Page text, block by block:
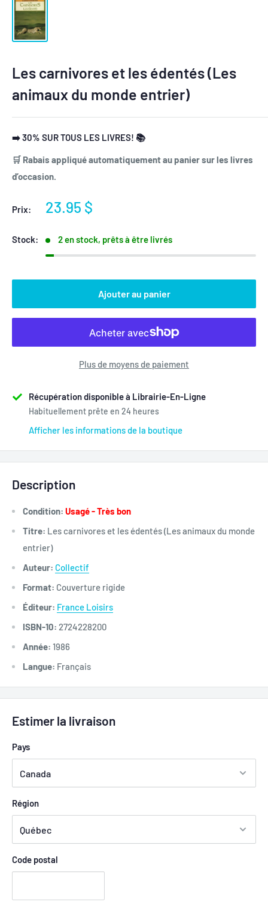
Les carnivores et les édentés (Les
animaux du monde entrier)
➡️ 30% SUR TOUS LES LIVRES! 📚
🛒 Rabais appliqué automatiquement au panier sur les livres
d’occasion.
Prix:
Prix
23.95 $
Stock: 2 en stock, prêts à être livrés
Ajouter au panier
Plus de moyens de paiement
Récupération disponible à Librairie-En-Ligne
Habituellement prête en 24 heures
Afficher les informations de la boutique
Description
Condition: Usagé - Très bon
Titre: Les carnivores et les édentés (Les animaux du monde
entrier)
Auteur: Collectif
Format: Couverture rigide
Éditeur: France Loisirs
ISBN-10: 2724228200
Année: 1986
Langue: Français
Estimer la livraison
Pays
Région
Code postal